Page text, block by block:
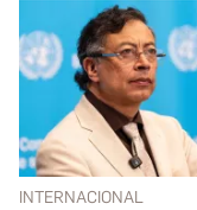
INTERNACIONAL